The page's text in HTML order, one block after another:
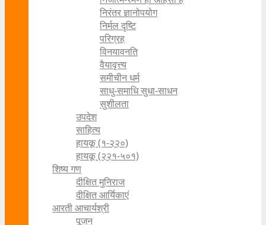
निरंतर ज्ञानोपयोग
निर्मल दृष्टि
परिग्रह
विनयावनति
वैयावृत्त्य
समीचीन धर्म
साधु-समाधि सुधा-साधन
सुशीलता
उपदेश
साहित्य
हायकू (१‍-२२०)
हायकू (२२१-५०१)
शिष्य गण
दीक्षित मुनिराज
दीक्षित आर्यिकाएं
आरती आचार्यश्री
पूजन